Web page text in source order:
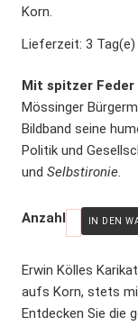
Korn.
Lieferzeit: 3 Tag(e)
Mit spitzer
Mössinger
Bildband seine
Politik und
undSelbstironie.
Anzahl
Erwin Kölles
aufs Korn, stets
Entdecken Sie die